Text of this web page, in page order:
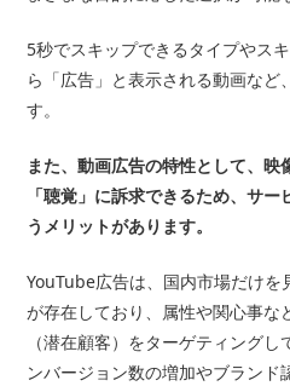
5秒でスキップできるタイプやス
ら「広告」と表示される動画など
す。
また、動画広告の特性として、映
「聴覚」に訴求できるため、サ
うメリットがあります。
YouTube広告は、国内市場だけ
が存在しており、属性や関心事な
（潜在顧客）をターゲティング
ンバージョン数の増加やブランド